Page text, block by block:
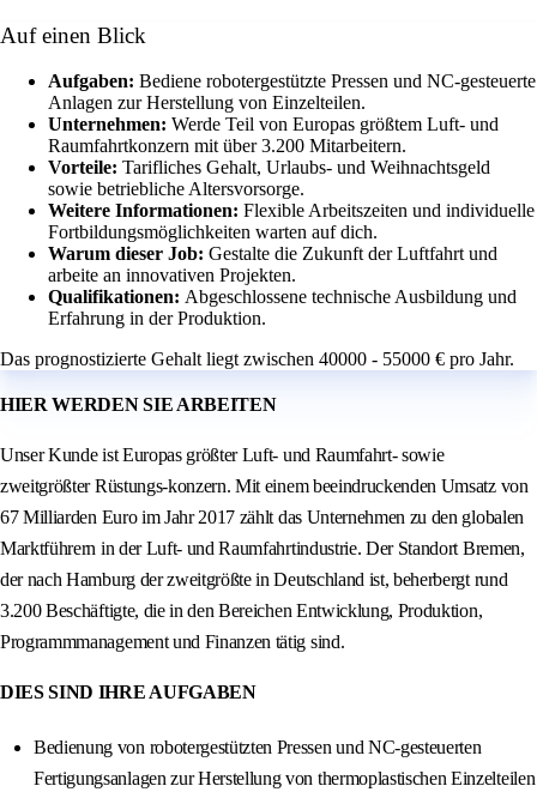
Auf einen Blick
Aufgaben: Bediene robotergestützte Pressen und NC-gesteuerte
Anlagen zur Herstellung von Einzelteilen.
Unternehmen: Werde Teil von Europas größtem Luft- und
Raumfahrtkonzern mit über 3.200 Mitarbeitern.
Vorteile: Tarifliches Gehalt, Urlaubs- und Weihnachtsgeld
sowie betriebliche Altersvorsorge.
Weitere Informationen: Flexible Arbeitszeiten und individuelle
Fortbildungsmöglichkeiten warten auf dich.
Warum dieser Job: Gestalte die Zukunft der Luftfahrt und
arbeite an innovativen Projekten.
Qualifikationen: Abgeschlossene technische Ausbildung und
Erfahrung in der Produktion.
Das prognostizierte Gehalt liegt zwischen 40000 - 55000 € pro Jahr.
HIER WERDEN SIE ARBEITEN
Unser Kunde ist Europas größter Luft- und Raumfahrt- sowie
zweitgrößter Rüstungs-konzern. Mit einem beeindruckenden Umsatz von
67 Milliarden Euro im Jahr 2017 zählt das Unternehmen zu den globalen
Marktführern in der Luft- und Raumfahrtindustrie. Der Standort Bremen,
der nach Hamburg der zweitgrößte in Deutschland ist, beherbergt rund
3.200 Beschäftigte, die in den Bereichen Entwicklung, Produktion,
Programmmanagement und Finanzen tätig sind.
DIES SIND IHRE AUFGABEN
Bedienung von robotergestützten Pressen und NC-gesteuerten
Fertigungsanlagen zur Herstellung von thermoplastischen Einzelteilen